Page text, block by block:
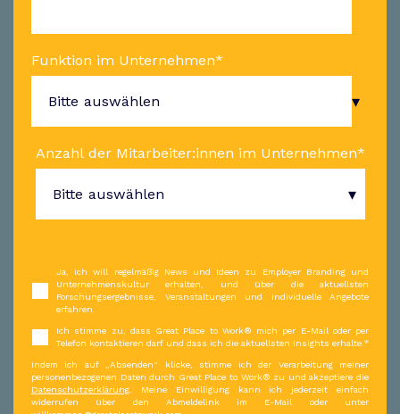
Funktion im Unternehmen*
Anzahl der Mitarbeiter:innen im Unternehmen*
Ja, ich will regelmäßig News und Ideen zu Employer Branding und
Unternehmenskultur erhalten, und über die aktuellsten
Forschungsergebnisse, Veranstaltungen und individuelle Angebote
erfahren.
Ich stimme zu, dass Great Place to Work® mich per E-Mail oder per
Telefon kontaktieren darf und dass ich die aktuellsten Insights erhalte. *
Indem ich auf „Absenden“ klicke, stimme ich der Verarbeitung meiner
personenbezogenen Daten durch Great Place to Work® zu und akzeptiere die
Datenschutzerklärung . Meine Einwilligung kann ich jederzeit einfach
widerrufen über den Abmeldelink im E-Mail oder unter